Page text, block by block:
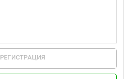
РЕГИСТРАЦИЯ